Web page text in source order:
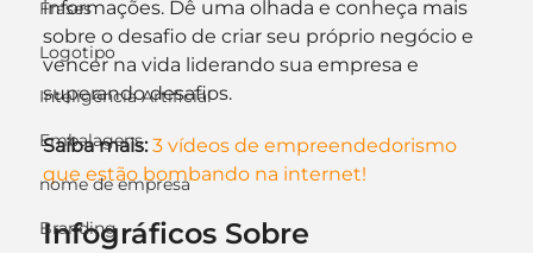
Frases
Logotipo
Inteligência Artificial
Embalagens
nome de empresa
Branding
informações. Dê uma olhada e conheça mais
sobre o desafio de criar seu próprio negócio e
vencer na vida liderando sua empresa e
superando desafios.
Saiba mais: 3 vídeos de empreendedorismo
que estão bombando na internet!
Infográficos Sobre